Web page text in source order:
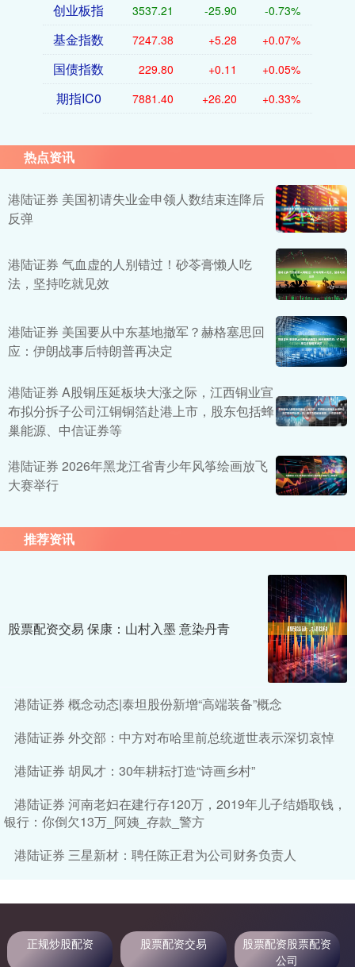
创业板指 3537.21 -25.90 -0.73%
基金指数 7247.38 +5.28 +0.07%
国债指数 229.80 +0.11 +0.05%
期指IC0 7881.40 +26.20 +0.33%
热点资讯
港陆证券 美国初请失业金申领人数结束连降后
反弹
港陆证券 气血虚的人别错过！砂苓膏懒人吃
法，坚持吃就见效
港陆证券 美国要从中东基地撤军？赫格塞思回
应：伊朗战事后特朗普再决定
港陆证券 A股铜压延板块大涨之际，江西铜业宣
布拟分拆子公司江铜铜箔赴港上市，股东包括蜂
巢能源、中信证券等
港陆证券 2026年黑龙江省青少年风筝绘画放飞
大赛举行
推荐资讯
股票配资交易 保康：山村入墨 意染丹青
港陆证券 概念动态|泰坦股份新增“高端装备”概念
港陆证券 外交部：中方对布哈里前总统逝世表示深切哀悼
港陆证券 胡凤才：30年耕耘打造“诗画乡村”
港陆证券 河南老妇在建行存120万，2019年儿子结婚取钱，
银行：你倒欠13万_阿姨_存款_警方
港陆证券 三星新材：聘任陈正君为公司财务负责人
正规炒股配资 股票配资交易
股票配资股票配资
公司